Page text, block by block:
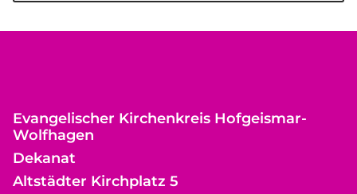
Evangelischer Kirchenkreis Hofgeismar-
Wolfhagen
Dekanat
Altstädter Kirchplatz 5